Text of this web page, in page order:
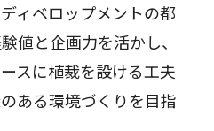
ィベロップメントの都
値と企画力を活かし、
スに植裁を設ける工夫
ある環境づくりを目指